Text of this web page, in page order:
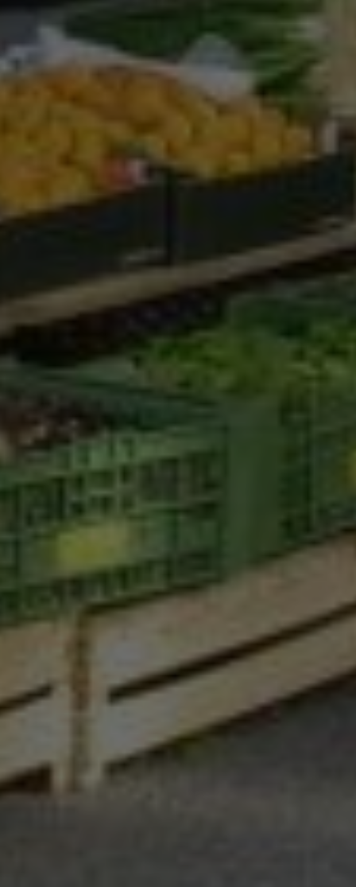
Marketing
Marketing Cookies werden von Drittanbietern oder
Publishern verwendet, um personalisierte
Besucher über Websites hinweg verfolgen.
Externe Medien
Wenn Cookies von externen Medien akzeptiert
werden, bedarf der Zugriff auf externe Inhalte
keiner manuellen Zustimmung mehr.
Google Maps